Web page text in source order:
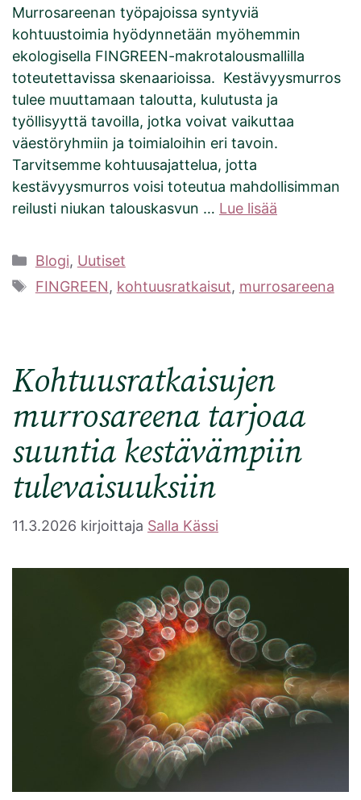
Murrosareenan työpajoissa syntyviä
kohtuustoimia hyödynnetään myöhemmin
ekologisella FINGREEN-makrotalousmallilla
toteutettavissa skenaarioissa. Kestävyysmurros
tulee muuttamaan taloutta, kulutusta ja
työllisyyttä tavoilla, jotka voivat vaikuttaa
väestöryhmiin ja toimialoihin eri tavoin.
Tarvitsemme kohtuusajattelua, jotta
kestävyysmurros voisi toteutua mahdollisimman
reilusti niukan talouskasvun … Lue lisää
Kategoriat
Blogi, Uutiset
Avainsanat
FINGREEN, kohtuusratkaisut, murrosareena
Kohtuusratkaisujen
murrosareena tarjoaa
suuntia kestävämpiin
tulevaisuuksiin
11.3.2026 kirjoittaja Salla Kässi